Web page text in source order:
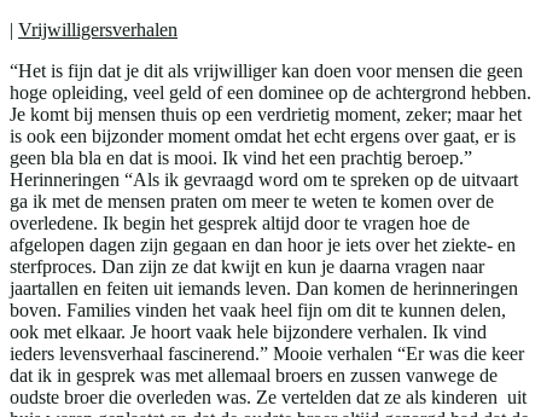
| Vrijwilligersverhalen
“Het is fijn dat je dit als vrijwilliger kan doen voor mensen die geen
hoge opleiding, veel geld of een dominee op de achtergrond hebben.
Je komt bij mensen thuis op een verdrietig moment, zeker; maar het
is ook een bijzonder moment omdat het echt ergens over gaat, er is
geen bla bla en dat is mooi. Ik vind het een prachtig beroep.”
Herinneringen “Als ik gevraagd word om te spreken op de uitvaart
ga ik met de mensen praten om meer te weten te komen over de
overledene. Ik begin het gesprek altijd door te vragen hoe de
afgelopen dagen zijn gegaan en dan hoor je iets over het ziekte- en
sterfproces. Dan zijn ze dat kwijt en kun je daarna vragen naar
jaartallen en feiten uit iemands leven. Dan komen de herinneringen
boven. Families vinden het vaak heel fijn om dit te kunnen delen,
ook met elkaar. Je hoort vaak hele bijzondere verhalen. Ik vind
ieders levensverhaal fascinerend.” Mooie verhalen “Er was die keer
dat ik in gesprek was met allemaal broers en zussen vanwege de
oudste broer die overleden was. Ze vertelden dat ze als kinderen uit